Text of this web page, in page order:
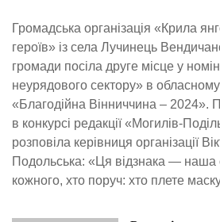
Громадська організація «Крила
героїв» із села Лучинець
громади посіла друге місце у
неурядового сектору» в обласному
«Благодійна Вінниччина – 2024».
в конкурсі редакції «Могилів-
розповіла керівниця організації
Подольська: «Ця відзнака — наша
кожного, хто поруч: хто плете